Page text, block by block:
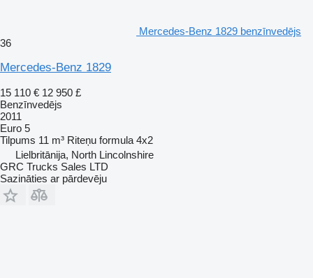
Mercedes-Benz 1829 benzīnvedējs
36
Mercedes-Benz 1829
15 110 € 12 950 £
Benzīnvedējs
2011
Euro 5
Tilpums 11 m³ Riteņu formula 4x2
Lielbritānija, North Lincolnshire
GRC Trucks Sales LTD
Sazināties ar pārdevēju